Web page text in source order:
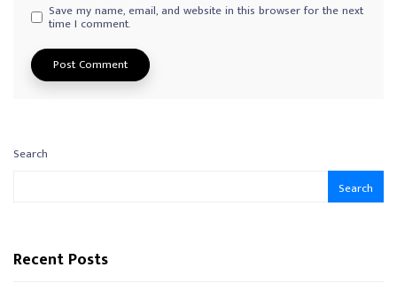
Save my name, email, and website in this browser for the next
time I comment.
Search
Search
Recent Posts